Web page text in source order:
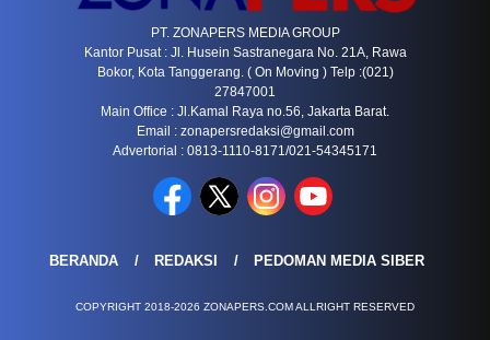
PT. ZONAPERS MEDIA GROUP
Kantor Pusat : Jl. Husein Sastranegara No. 21A, Rawa
Bokor, Kota Tanggerang. ( On Moving ) Telp :(021)
27847001
Main Office : Jl.Kamal Raya no.56, Jakarta Barat.
Email : zonapersredaksi@gmail.com
Advertorial : 0813-1110-8171/021-54345171
BERANDA REDAKSI PEDOMAN MEDIA SIBER
COPYRIGHT 2018-2026 ZONAPERS.COM ALLRIGHT RESERVED